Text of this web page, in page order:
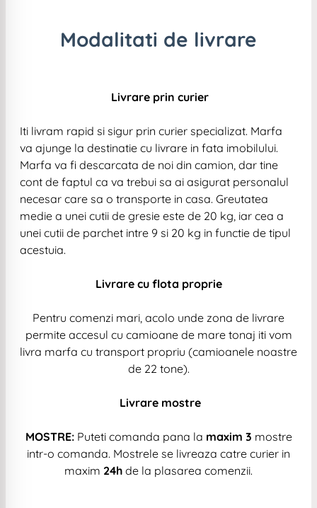
Modalitati de livrare
Livrare prin curier
Iti livram rapid si sigur prin curier specializat. Marfa
va ajunge la destinatie cu livrare in fata imobilului.
Marfa va fi descarcata de noi din camion, dar tine
cont de faptul ca va trebui sa ai asigurat personalul
necesar care sa o transporte in casa. Greutatea
medie a unei cutii de gresie este de 20 kg, iar cea a
unei cutii de parchet intre 9 si 20 kg in functie de tipul
acestuia.
Livrare cu flota proprie
Pentru comenzi mari, acolo unde zona de livrare
permite accesul cu camioane de mare tonaj iti vom
livra marfa cu transport propriu (camioanele noastre
de 22 tone).
Livrare mostre
MOSTRE: Puteti comanda pana la maxim 3 mostre
intr-o comanda. Mostrele se livreaza catre curier in
maxim 24h de la plasarea comenzii.